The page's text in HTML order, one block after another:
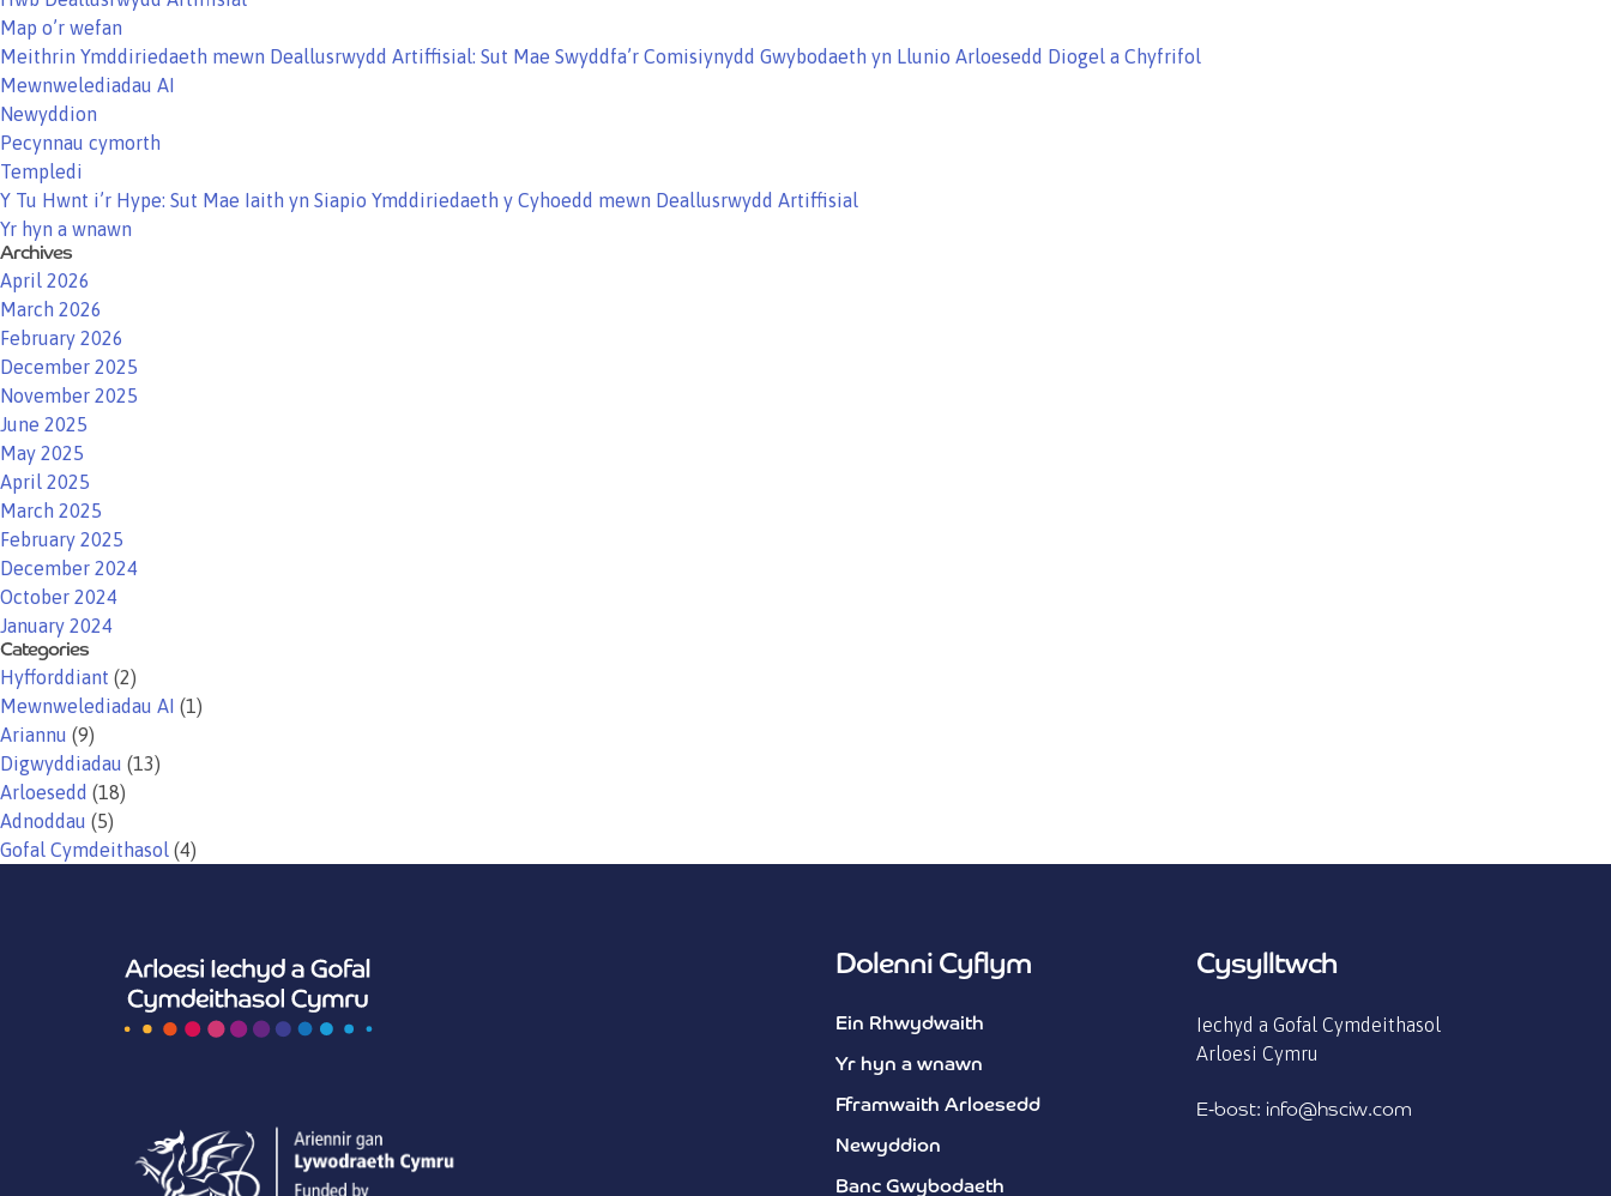
Map o’r wefan
Meithrin Ymddiriedaeth mewn Deallusrwydd Artiffisial: Sut Mae Swyddfa’r Comisiynydd Gwybodaeth yn Llunio Arloesedd Diogel a Chyfrifol
Mewnwelediadau AI
Newyddion
Pecynnau cymorth
Templedi
Y Tu Hwnt i’r Hype: Sut Mae Iaith yn Siapio Ymddiriedaeth y Cyhoedd mewn Deallusrwydd Artiffisial
Yr hyn a wnawn
Archives
April 2026
March 2026
February 2026
December 2025
November 2025
June 2025
May 2025
April 2025
March 2025
February 2025
December 2024
October 2024
January 2024
Categories
Hyfforddiant (2)
Mewnwelediadau AI (1)
Ariannu (9)
Digwyddiadau (13)
Arloesedd (18)
Adnoddau (5)
Gofal Cymdeithasol (4)
Dolenni Cyflym
Ein Rhwydwaith
Yr hyn a wnawn
Fframwaith Arloesedd
Newyddion
Banc Gwybodaeth
Cysylltwch
Iechyd a Gofal Cymdeithasol
Arloesi Cymru
E-bost: info@hsciw.com